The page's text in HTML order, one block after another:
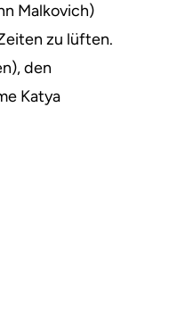
Malkovich)
zu lüften.
den
Katya